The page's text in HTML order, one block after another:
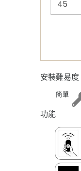
安裝難易度
簡單
功能